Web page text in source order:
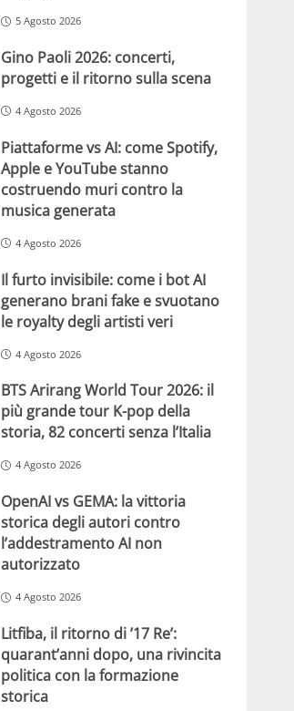
5 Agosto 2026
Gino Paoli 2026: concerti,
progetti e il ritorno sulla scena
4 Agosto 2026
Piattaforme vs AI: come Spotify,
Apple e YouTube stanno
costruendo muri contro la
musica generata
4 Agosto 2026
Il furto invisibile: come i bot AI
generano brani fake e svuotano
le royalty degli artisti veri
4 Agosto 2026
BTS Arirang World Tour 2026: il
più grande tour K-pop della
storia, 82 concerti senza l’Italia
4 Agosto 2026
OpenAI vs GEMA: la vittoria
storica degli autori contro
l’addestramento AI non
autorizzato
4 Agosto 2026
Litfiba, il ritorno di ’17 Re’:
quarant’anni dopo, una rivincita
politica con la formazione
storica